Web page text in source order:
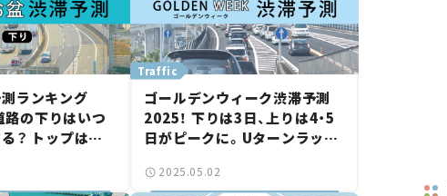
ランキング
路の下りはいつ
？ トップは中
Traffic
ゴールデンウィーク渋滞予測
2025！ 下りは3日、上りは4・5
日がピークに。Uターンラッシ
2025.05.02